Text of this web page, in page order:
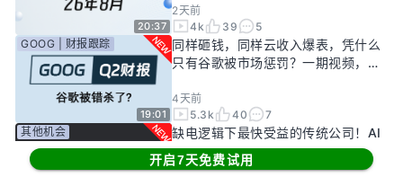
20:37
2天前
4k
39 5
19:01
GOOG | 财报跟踪
同样砸钱，同样云收入爆表，凭什么
只有谷歌被市场惩罚？一期视频，告
4天前
5.3k
40
7
其他机会
缺电逻辑下最快受益的传统公司！AI
新基建龙头，大跌过后正是买入机
会？
开启7天免费试用